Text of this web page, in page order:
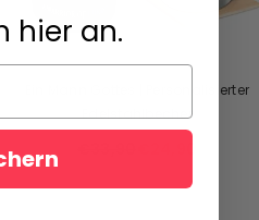
Ein Mann Gottes | Personalisierter
Edelstahlbecher
hier an.